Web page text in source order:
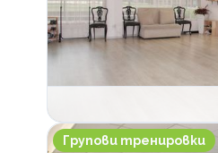
Танцова и фитнес зала
Групови тренировки